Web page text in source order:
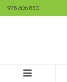
978 606 850